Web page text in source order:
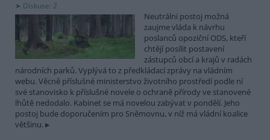
Diskuse: 2
Neutrální postoj možná
zaujme vláda k návrhu
poslanců opoziční ODS, kteří
chtějí posílit postavení
zástupců obcí a krajů v radách
národních parků. Vyplývá to z předkládací zprávy na vládním
webu. Věcně příslušné ministerstvo životního prostředí podle ní
své stanovisko k příslušné novele o ochraně přírody ve stanovené
lhůtě nedodalo. Kabinet se má novelou zabývat v pondělí. Jeho
postoj bude doporučením pro Sněmovnu, v níž má vládní koalice
většinu.